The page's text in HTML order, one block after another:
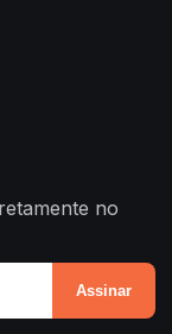
no
Assinar